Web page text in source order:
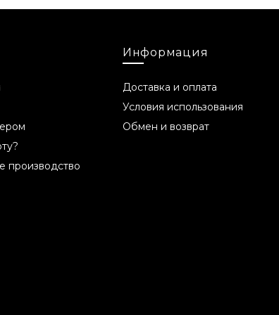
Parkii Butter, Glycerin, Mangifera
Acetate, Sodium Lauryl Sulfate, Polysorbate 60,
от производителя
оставляет за собой право (без
компонентами, которые имеют тот же
производство
Информация
Доставка и оплата
Условия использования
Обмен и возврат